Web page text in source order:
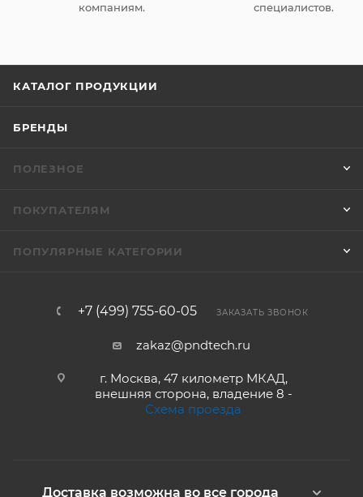
компаниям.
специалистов.
КАТАЛОГ ПРОДУКЦИИ
БРЕНДЫ
ПОЛЕЗНОЕ
ПОКУПАТЕЛЯМ
ПОПУЛЯРНЫЕ КАТЕГОРИИ
+7 (499) 755-60-05 ЗАКАЗАТЬ ЗВОНОК
zakaz@pndtech.ru
г. Москва, 47 километр МКАД,
внешняя сторона, владение 8 -
Схема проезда
Доставка возможна во все города